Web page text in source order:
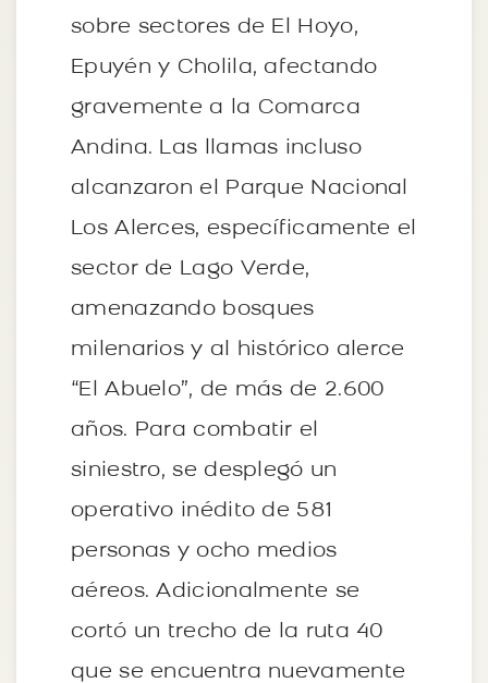
sobre sectores de El Hoyo,
Epuyén y Cholila, afectando
gravemente a la Comarca
Andina. Las llamas incluso
alcanzaron el Parque Nacional
Los Alerces, específicamente el
sector de Lago Verde,
amenazando bosques
milenarios y al histórico alerce
“El Abuelo”, de más de 2.600
años. Para combatir el
siniestro, se desplegó un
operativo inédito de 581
personas y ocho medios
aéreos. Adicionalmente se
cortó un trecho de la ruta 40
que se encuentra nuevamente